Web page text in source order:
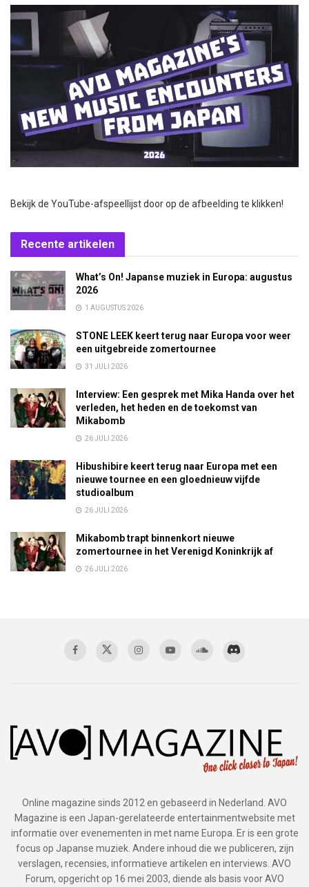
Bekijk de YouTube-afspeellijst door op de afbeelding te klikken!
Recente artikelen
What’s On! Japanse muziek in Europa: augustus
2026
1 AUGUSTUS 2026
STONE LEEK keert terug naar Europa voor weer
een uitgebreide zomertournee
31 JULI 2026
Interview: Een gesprek met Mika Handa over het
verleden, het heden en de toekomst van
Mikabomb
26 JULI 2026
Hibushibire keert terug naar Europa met een
nieuwe tournee en een gloednieuw vijfde
studioalbum
26 JULI 2026
Mikabomb trapt binnenkort nieuwe
zomertournee in het Verenigd Koninkrijk af
26 JULI 2026
Online magazine sinds 2012 en gebaseerd in Nederland. AVO
Magazine is een Japan-gerelateerde entertainmentwebsite met
informatie over evenementen in met name Europa. Er is een grote
focus op Japanse muziek. Andere inhoud die we publiceren, zijn
verslagen, recensies, informatieve artikelen en interviews. AVO
Forum, opgericht op 16 mei 2003, diende als basis voor AVO